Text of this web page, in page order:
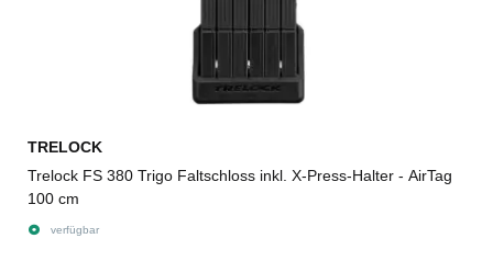
TRELOCK
Trelock FS 380 Trigo Faltschloss inkl. X-Press-Halter - AirTag
100 cm
verfügbar